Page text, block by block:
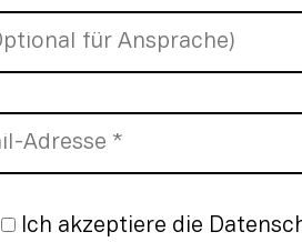
Ich akzeptiere die